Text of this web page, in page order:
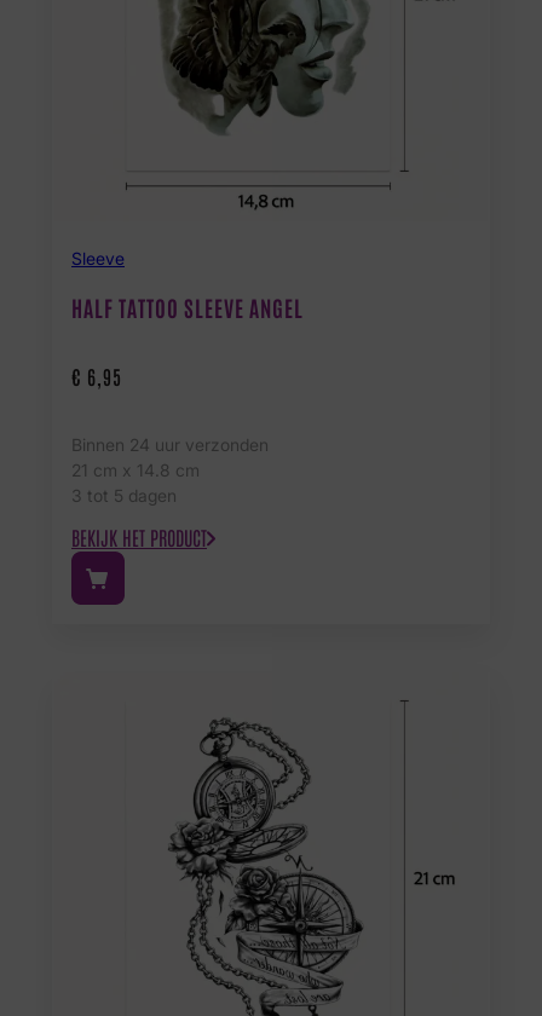
Sleeve
HALF TATTOO SLEEVE ANGEL
€ 6,95
Binnen 24 uur verzonden
21 cm x 14.8 cm
3 tot 5 dagen
BEKIJK HET PRODUCT